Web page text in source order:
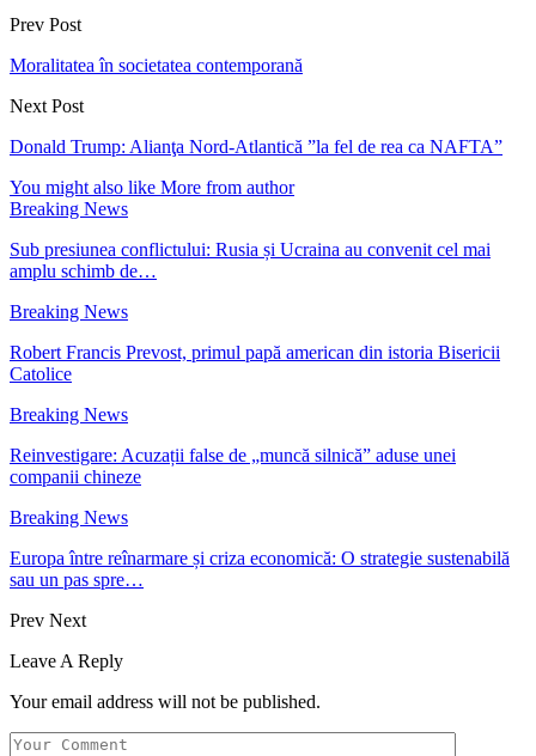
Prev Post
Moralitatea în societatea contemporană
Next Post
Donald Trump: Alianţa Nord-Atlantică ”la fel de rea ca NAFTA”
You might also like More from author
Breaking News
Sub presiunea conflictului: Rusia și Ucraina au convenit cel mai
amplu schimb de…
Breaking News
Robert Francis Prevost, primul papă american din istoria Bisericii
Catolice
Breaking News
Reinvestigare: Acuzații false de „muncă silnică” aduse unei
companii chineze
Breaking News
Europa între reînarmare și criza economică: O strategie sustenabilă
sau un pas spre…
Prev Next
Leave A Reply
Your email address will not be published.